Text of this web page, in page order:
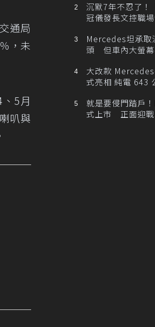
通局
，未
5月
叭與
沉默7年不忍了！
冠儀發長文控職
Mercedes坦承取
頭 但車內大螢幕
大改款
式亮相 純電 643
就是要侵門踏戶
式上市 正面迎戰